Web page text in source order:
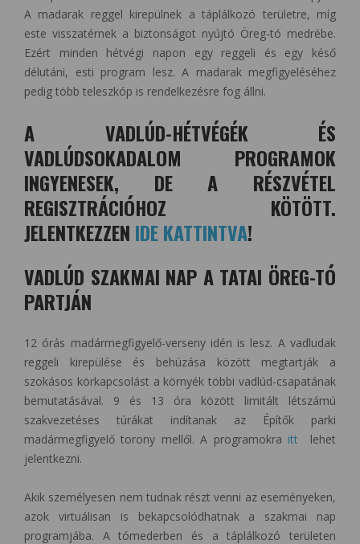
A madarak reggel kirepülnek a táplálkozó területre, míg
este visszatérnek a biztonságot nyújtó Öreg-tó medrébe.
Ezért minden hétvégi napon egy reggeli és egy késő
délutáni, esti program lesz. A madarak megfigyeléséhez
pedig több teleszkóp is rendelkezésre fog állni.
A VADLÚD-HÉTVÉGÉK ÉS
VADLÚDSOKADALOM PROGRAMOK
INGYENESEK, DE A RÉSZVÉTEL
REGISZTRÁCIÓHOZ KÖTÖTT.
JELENTKEZZEN IDE KATTINTVA!
VADLÚD SZAKMAI NAP A TATAI ÖREG-TÓ
PARTJÁN
12 órás madármegfigyelő-verseny idén is lesz. A vadludak
reggeli kirepülése és behúzása között megtartják a
szokásos körkapcsolást a környék többi vadlúd-csapatának
bemutatásával. 9 és 13 óra között limitált létszámú
szakvezetéses túrákat indítanak az Építők parki
madármegfigyelő torony mellől. A programokra itt lehet
jelentkezni.
Akik személyesen nem tudnak részt venni az eseményeken,
azok virtuálisan is bekapcsolódhatnak a szakmai nap
programjába. A tómederben és a táplálkozó területen